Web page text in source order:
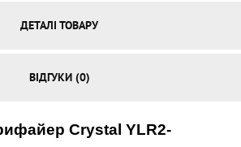
ДЕТАЛІ ТОВАРУ
ВІДГУКИ (0)
Crystal YLR2-